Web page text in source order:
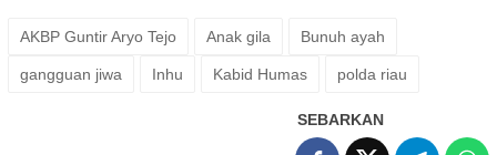
AKBP Guntir Aryo Tejo Anak gila Bunuh ayah
gangguan jiwa Inhu Kabid Humas polda riau
SEBARKAN